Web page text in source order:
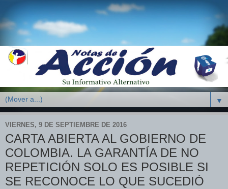
▼
VIERNES, 9 DE SEPTIEMBRE DE 2016
CARTA ABIERTA AL GOBIERNO DE
COLOMBIA. LA GARANTÍA DE NO
REPETICIÓN SOLO ES POSIBLE SI
SE RECONOCE LO QUE SUCEDIÓ